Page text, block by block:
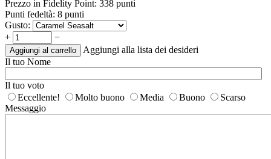
Prezzo in Fidelity Point: 338 punti
Punti fedeltà: 8 punti
Gusto:
+
−
Aggiungi al carrello
Aggiungi alla lista dei desideri
Il tuo Nome
Il tuo voto
Eccellente!
Molto buono Media Buono
Scarso
Messaggio